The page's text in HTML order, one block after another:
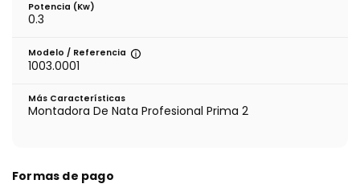
Potencia (Kw)
0.3
Modelo / Referencia
1003.0001
Más Características
Montadora De Nata Profesional Prima 2
Formas de pago